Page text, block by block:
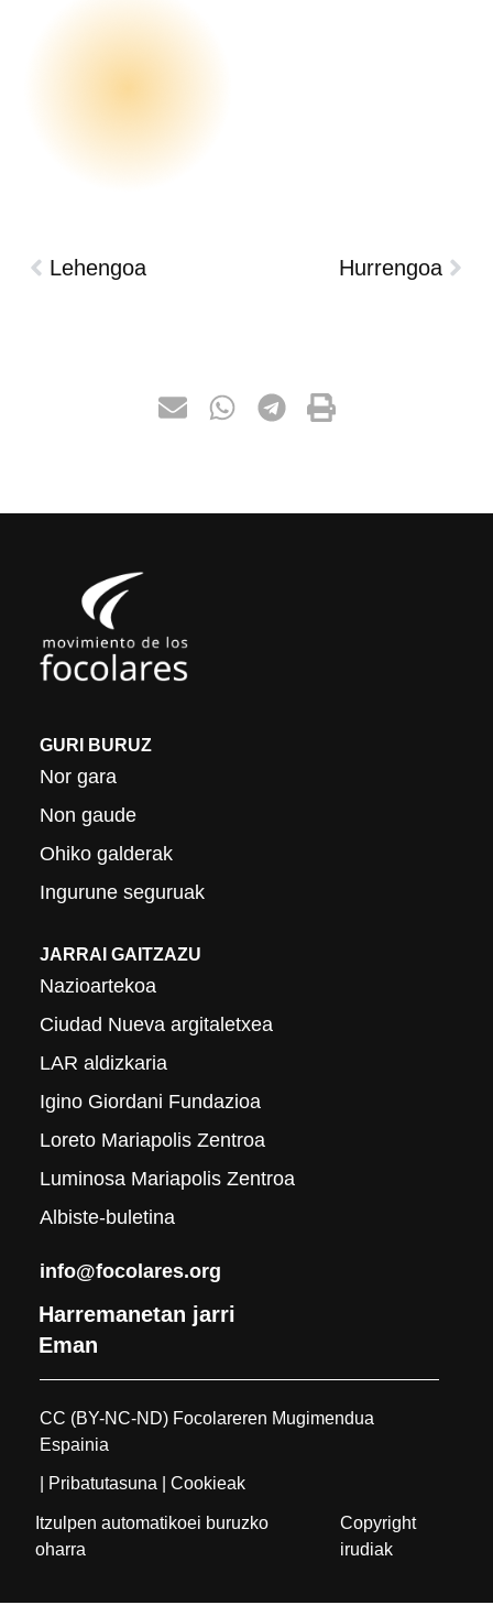
Lehengoa Hurrengoa
GURI BURUZ
Nor gara
Non gaude
Ohiko galderak
Ingurune seguruak
JARRAI GAITZAZU
Nazioartekoa
Ciudad Nueva argitaletxea
LAR aldizkaria
Igino Giordani Fundazioa
Loreto Mariapolis Zentroa
Luminosa Mariapolis Zentroa
Albiste-buletina
info@focolares.org
Harremanetan jarri
Eman
CC (BY-NC-ND) Focolareren Mugimendua
Espainia
| Pribatutasuna | Cookieak
Itzulpen automatikoei buruzko
oharra
Copyright
irudiak